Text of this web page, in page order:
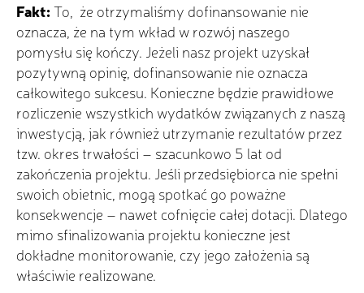
Fakt: To, że otrzymaliśmy dofinansowanie nie
oznacza, że na tym wkład w rozwój naszego
pomysłu się kończy. Jeżeli nasz projekt uzyskał
pozytywną opinię, dofinansowanie nie oznacza
całkowitego sukcesu. Konieczne będzie prawidłowe
rozliczenie wszystkich wydatków związanych z naszą
inwestycją, jak również utrzymanie rezultatów przez
tzw. okres trwałości – szacunkowo 5 lat od
zakończenia projektu. Jeśli przedsiębiorca nie spełni
swoich obietnic, mogą spotkać go poważne
konsekwencje – nawet cofnięcie całej dotacji. Dlatego
mimo sfinalizowania projektu konieczne jest
dokładne monitorowanie, czy jego założenia są
właściwie realizowane.